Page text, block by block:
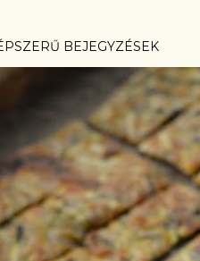
BEJEGYZÉSEK